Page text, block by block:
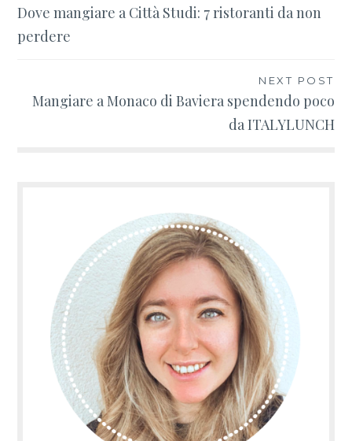
Navigazione
articoli
Dove mangiare a Città Studi: 7 ristoranti da non
perdere
NEXT POST
Mangiare a Monaco di Baviera spendendo poco
da ITALYLUNCH